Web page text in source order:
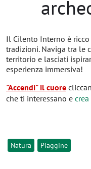
Il Cilento Interno è
tradizioni. Naviga tra le
territorio e lasciati
esperienza immersiva!
"Accendi" il cuore
che ti interessano e
Natura Piaggine